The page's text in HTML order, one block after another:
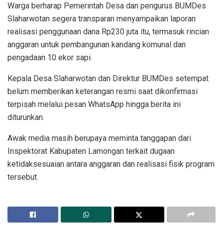
Warga berharap Pemerintah Desa dan pengurus BUMDes
Slaharwotan segera transparan menyampaikan laporan
realisasi penggunaan dana Rp230 juta itu, termasuk rincian
anggaran untuk pembangunan kandang komunal dan
pengadaan 10 ekor sapi.
Kepala Desa Slaharwotan dan Direktur BUMDes setempat
belum memberikan keterangan resmi saat dikonfirmasi
terpisah melalui pesan WhatsApp hingga berita ini
diturunkan.
Awak media masih berupaya meminta tanggapan dari
Inspektorat Kabupaten Lamongan terkait dugaan
ketidaksesuaian antara anggaran dan realisasi fisik program
tersebut.